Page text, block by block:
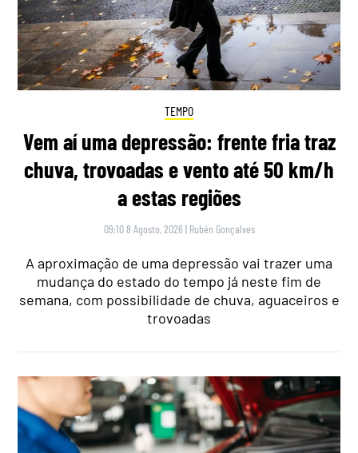
TEMPO
Vem aí uma depressão: frente fria traz
chuva, trovoadas e vento até 50 km/h
a estas regiões
09:10 8 Agosto, 2026 | Rubén Gonçalves
A aproximação de uma depressão vai trazer uma
mudança do estado do tempo já neste fim de
semana, com possibilidade de chuva, aguaceiros e
trovoadas